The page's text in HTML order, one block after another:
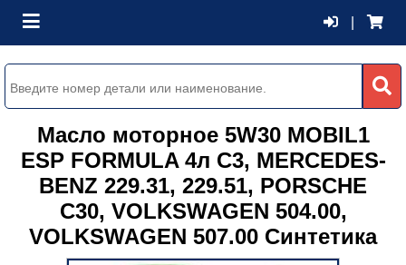
Масло моторное 5W30 MOBIL1
ESP FORMULA 4л C3, MERCEDES-
BENZ 229.31, 229.51, PORSCHE
C30, VOLKSWAGEN 504.00,
VOLKSWAGEN 507.00 Синтетика